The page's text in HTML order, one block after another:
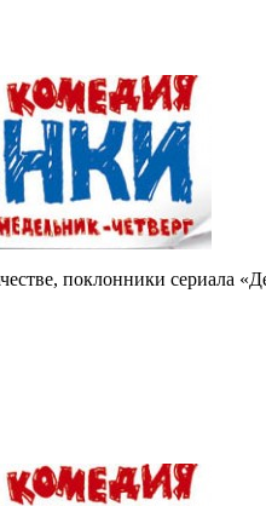
поклонники сериала